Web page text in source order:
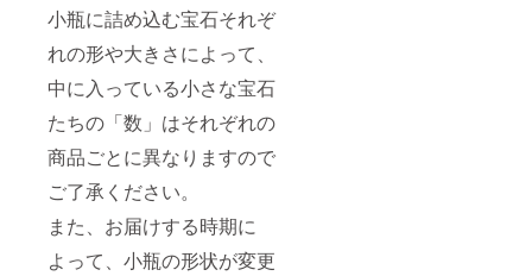
小瓶に詰め込む宝石それぞ
れの形や大きさによって、
中に入っている小さな宝石
たちの「数」はそれぞれの
商品ごとに異なりますので
ご了承ください。
また、お届けする時期に
よって、小瓶の形状が変更